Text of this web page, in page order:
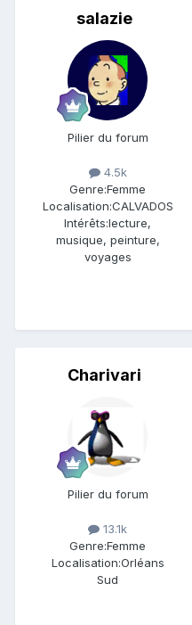
salazie
Pilier du forum
4.5k
Genre:Femme
Localisation:CALVADOS
Intérêts:lecture,
musique, peinture,
voyages
Charivari
Pilier du forum
13.1k
Genre:Femme
Localisation:Orléans
Sud